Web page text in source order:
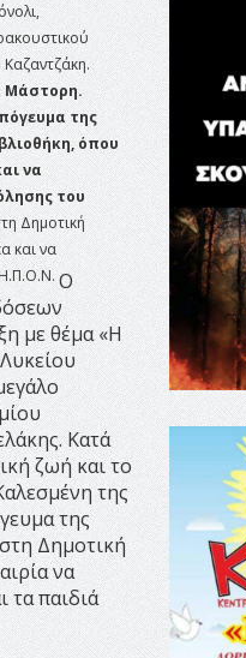
Μάστορη.
της
όπου
να
του
Δημοτική
και να
Ο
με θέμα «Η
Κατά
ζωή και το
της
της
Δημοτική
να
τα παιδιά